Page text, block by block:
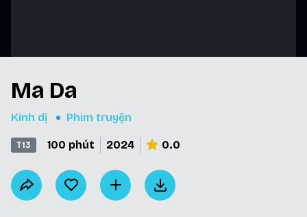
Ma Da
Kinh dị Phim truyện
T13 100 phút 2024 0.0